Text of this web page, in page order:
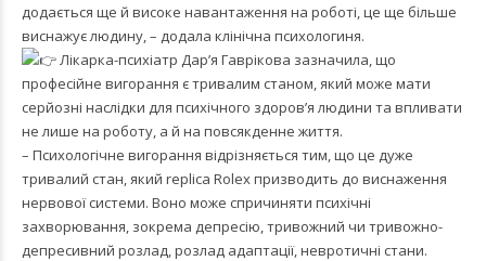
додається ще й високе навантаження на роботі, це ще більше
виснажує людину, – додала клінічна психологиня.
Лікарка-психіатр Дар’я Гаврікова зазначила, що
професійне вигорання є тривалим станом, який може мати
серйозні наслідки для психічного здоров’я людини та впливати
не лише на роботу, а й на повсякденне життя.
– Психологічне вигорання відрізняється тим, що це дуже
тривалий стан, який replica Rolexпризводить до виснаження
нервової системи. Воно може спричиняти психічні
захворювання, зокрема депресію, тривожний чи тривожно-
депресивний розлад, розлад адаптації, невротичні стани.